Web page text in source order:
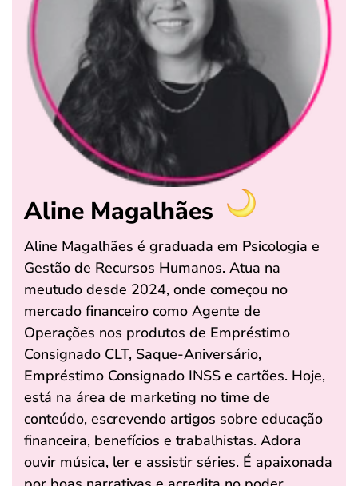
Aline Magalhães
Aline Magalhães é graduada em Psicologia e
Gestão de Recursos Humanos. Atua na
meutudo desde 2024, onde começou no
mercado financeiro como Agente de
Operações nos produtos de Empréstimo
Consignado CLT, Saque-Aniversário,
Empréstimo Consignado INSS e cartões. Hoje,
está na área de marketing no time de
conteúdo, escrevendo artigos sobre educação
financeira, benefícios e trabalhistas. Adora
ouvir música, ler e assistir séries. É apaixonada